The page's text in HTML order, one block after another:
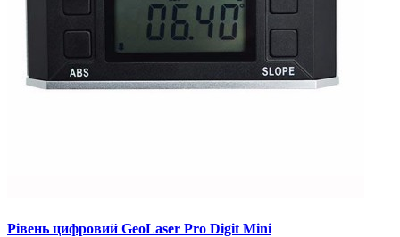
Рівень цифровий GeoLaser Pro Digit Mini